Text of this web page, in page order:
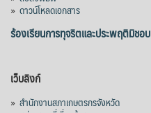
» ดาวน์โหลดเอกสาร
ร้องเรียนการทุจริตและประพฤติมิชอบ
เว็บลิงก์
» สำนักงานสภาเกษตรกรจังหวัด